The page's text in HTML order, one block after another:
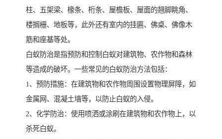
柱、五架梁、椽条、桁条、屋檐板、屋面的翘脚眺角、
楼搁栅、地板等，此外还有室内的挂匾、佛桌、佛像木
筋和座基等处。
白蚁防治是指预防和控制白蚁对建筑物、农作物和森林
等造成的破坏。一些常见的白蚁防治方法包括：
1、预防措施：在建筑物和农作物周围设置物理屏障，如
金属网、混凝土墙等，以防止白蚁的入侵。
2、化学防治：使用喷洒或涂刷在建筑物和农作物上，以
杀死白蚁。